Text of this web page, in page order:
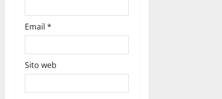
Email *
Sito web